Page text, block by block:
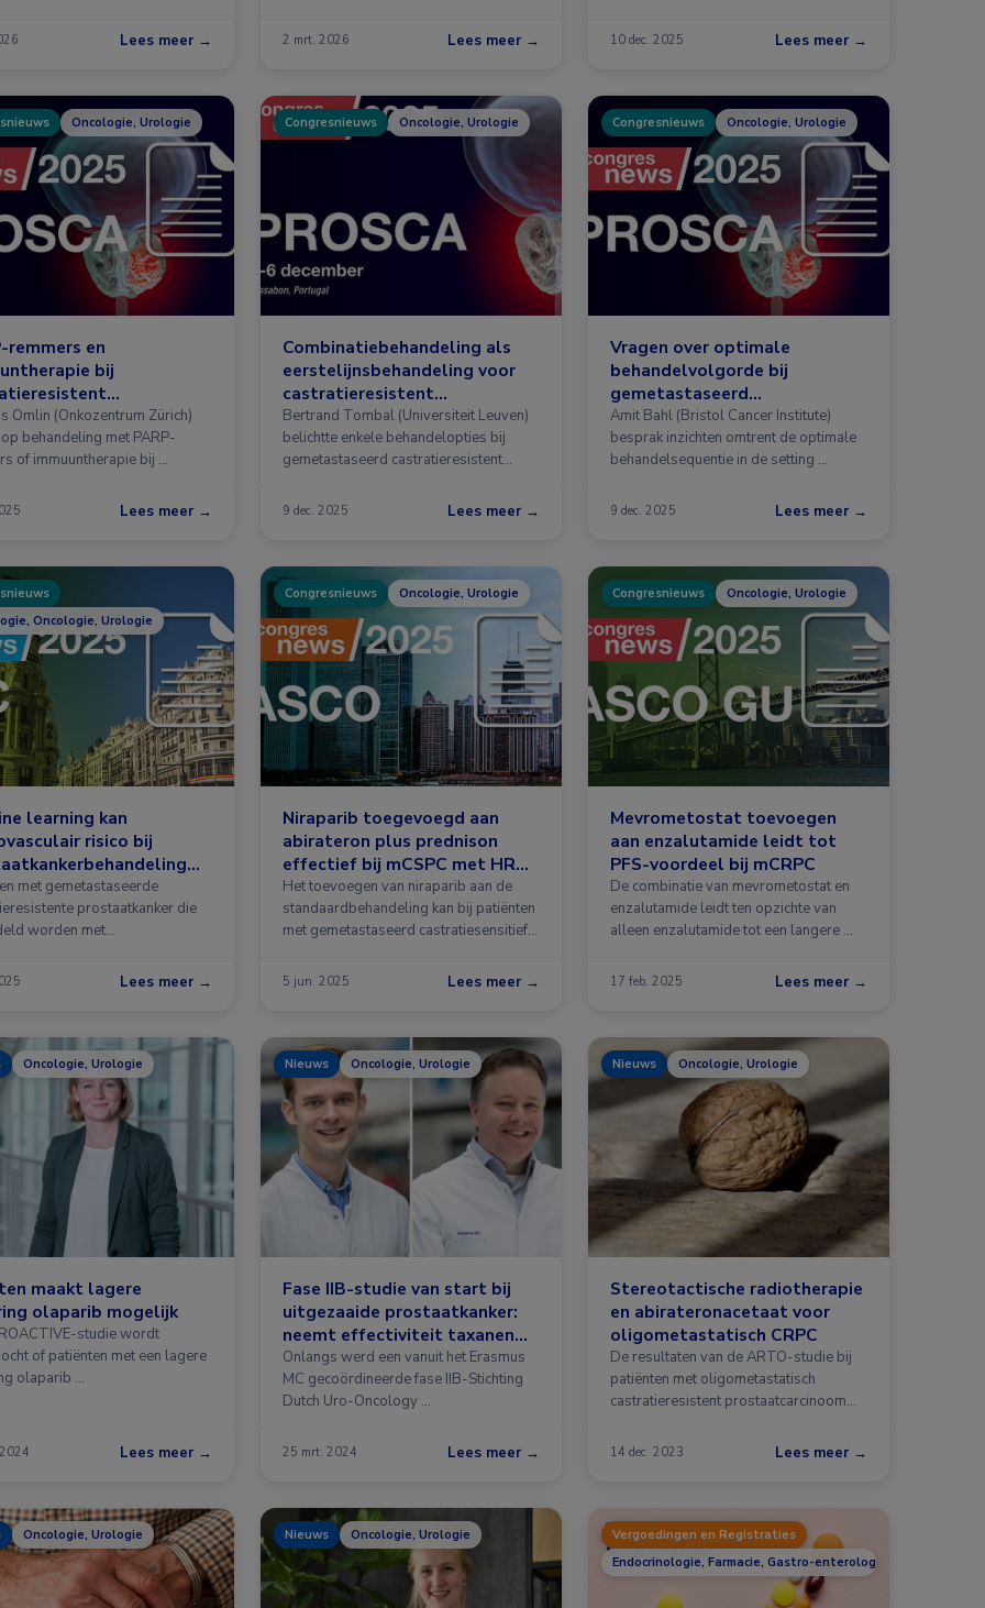
Lees meer → 2 mrt. 2026 Lees meer → 10 dec. 2025 Lees meer →
Oncologie, Urologie
remmers en
bij
Omlin (Onkozentrum Zürich)
behandeling met PARP-
of immuuntherapie bij …
Lees meer →
Congresnieuws Oncologie, Urologie
Combinatiebehandeling als
eerstelijnsbehandeling voor
castratieresistent
prostaatcarcinoom
Bertrand Tombal (Universiteit Leuven)
belichtte enkele behandelopties bij
gemetastaseerd castratieresistent
9 dec. 2025 Lees meer →
Congresnieuws Oncologie, Urologie
Vragen over optimale
behandelvolgorde bij
gemetastaseerd
castratieresistent
prostaatcarcinoom
Amit Bahl (Bristol Cancer Institute)
besprak inzichten omtrent de optimale
behandelsequentie in de setting …
9 dec. 2025 Lees meer →
Oncologie, Urologie
learning kan
risico bij
voorspellen
met gemetastaseerde
prostaatkanker die
worden met
of enzalutamide …Lees meer →
Congresnieuws Oncologie, Urologie
Niraparib toegevoegd aan
abirateron plus prednison
effectief bij mCSPC met HRR-
afwijkingen
Het toevoegen van niraparib aan de
standaardbehandeling kan bij patiënten
met gemetastaseerd castratiesensitief
5 jun. 2025 Lees meer →
Congresnieuws Oncologie, Urologie
Mevrometostat toevoegen
aan enzalutamide leidt tot
PFS-voordeel bij mCRPC
De combinatie van mevrometostat en
enzalutamide leidt ten opzichte van
alleen enzalutamide tot een langere …
17 feb. 2025 Lees meer →
Oncologie, Urologie
maakt lagere
olaparib mogelijk
studie wordt
of patiënten met een lagere
olaparib …
Lees meer →
Nieuws Oncologie, Urologie
Fase IIB-studie van start bij
uitgezaaide prostaatkanker:
neemt effectiviteit taxanen
toe in combinatie met
darolutamide?
Onlangs werd een vanuit het Erasmus
MC gecoördineerde fase IIB-Stichting
Dutch Uro-Oncology …
25 mrt. 2024 Lees meer →
Nieuws Oncologie, Urologie
Stereotactische radiotherapie
en abirateronacetaat voor
oligometastatisch CRPC
De resultaten van de ARTO-studie bij
patiënten met oligometastatisch
castratieresistent prostaatcarcinoom
14 dec. 2023 Lees meer →
Oncologie, Urologie Nieuws Oncologie, Urologie
Vergoedingen en Registraties
Endocrinologie, Farmacie, Gastro-enterologie, Oncologie,